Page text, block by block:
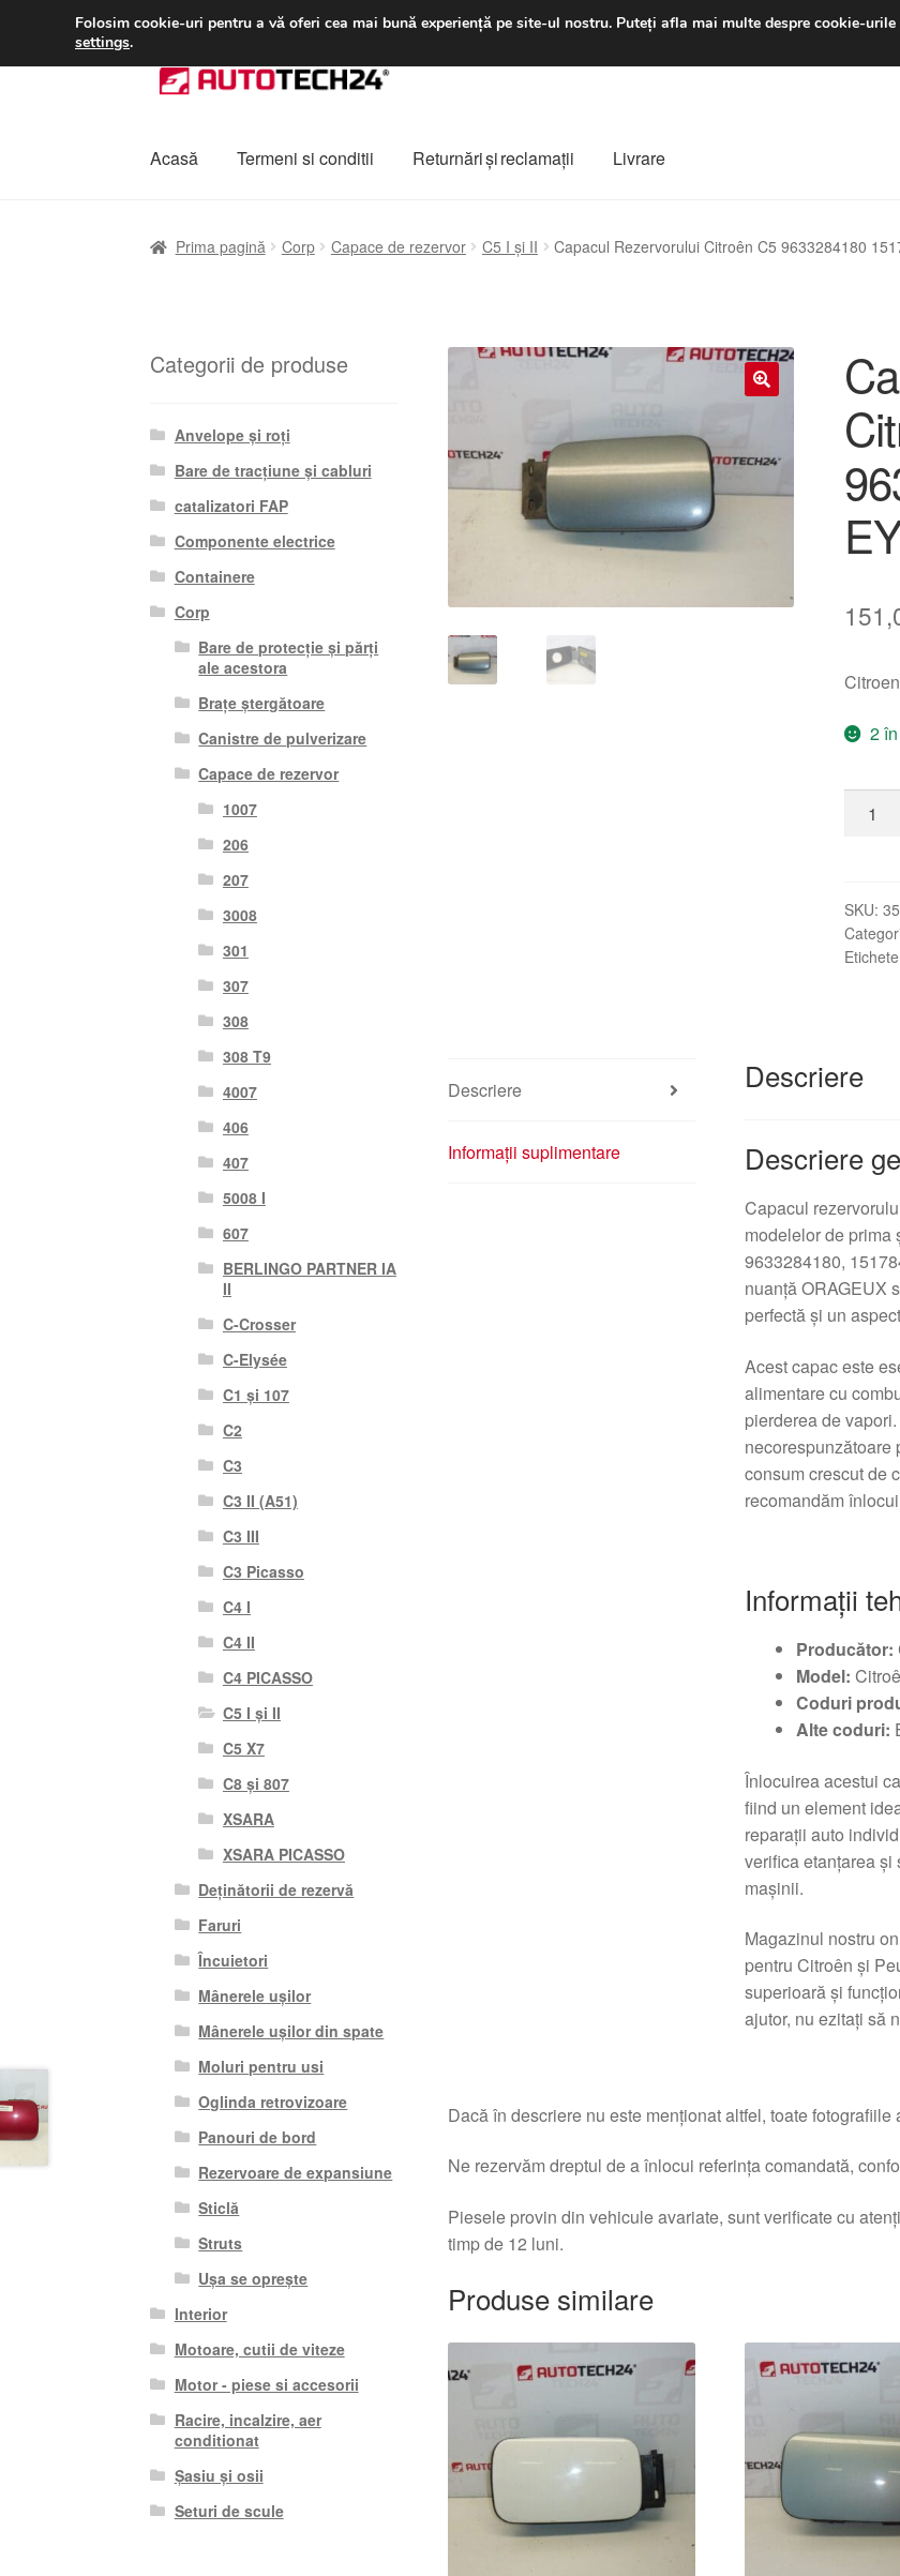
LIVRARE de la 33 lei luni-vineri 9
Sari
la
Sari
la
Acasă Termeni si conditii Returnări şi reclamații Livrare
Prima pagină Corp Capace de rezervor C5 I și II Capacul Rezervorului Citroên C5 9633284180
2
151784
EYTC
SKU:
Descriere
Informații suplimentare
Descriere
Descriere
Capacul
modelelor de prima
9633284180,
nuanță ORAGEUX
perfectă şi un
Acest capac este
alimentare cu
pierderea de
necorespunzătoare
consum crescut de
recomandăm
Informații
Producător:
Model:
Coduri
Alte coduri:
Înlocuirea acestui
fiind un element
reparații auto
verifica etanțarea
mașinii.
Magazinul nostru
pentru Citroên şi
superioară şi
ajutor, nu ezitați să
Dacă în descriere nu este menționat altfel, toate fotografiile
Ne rezervăm dreptul de a înlocui referința comandată,
Piesele provin din vehicule avariate, sunt verificate cu
timp de 12 luni.
Produse similare
Categorii de produse
Anvelope și roți
Bare de tracțiune și cabluri
catalizatori FAP
Componente electrice
Containere
Corp
Bare de protecție și părți
ale acestora
Brațe ștergătoare
Canistre de pulverizare
Capace de rezervor
1007
206
207
3008
301
307
308
308 T9
4007
406
407
5008 I
607
BERLINGO PARTNER IA
II
C-Crosser
C-Elysée
C1 și 107
C2
C3
C3 II (A51)
C3 III
C3 Picasso
C4 I
C4 II
C4 PICASSO
C5 I și II
C5 X7
C8 și 807
XSARA
XSARA PICASSO
Deținătorii de rezervă
Faruri
Încuietori
Mânerele ușilor
Mânerele ușilor din spate
Moluri pentru usi
Oglinda retrovizoare
Panouri de bord
Rezervoare de expansiune
Sticlă
Struts
Ușa se oprește
Interior
Motoare, cutii de viteze
Motor - piese si accesorii
Racire, incalzire, aer
conditionat
Șasiu și osii
Seturi de scule
Folosim cookie-uri pentru a vă oferi cea mai bună experiență pe site-ul nostru. Puteți afla mai multe despre cookie-
settings.